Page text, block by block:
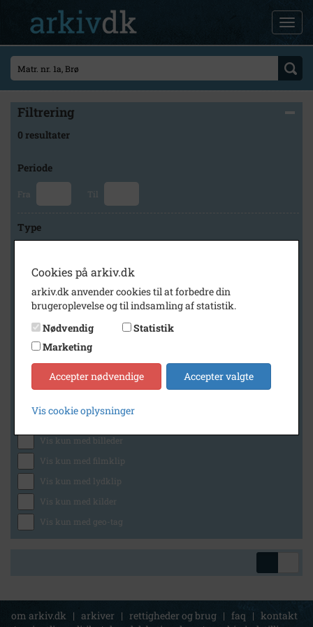
Filtrering
0 resultater
Periode
Fra Til
Type
Arkiv
Forstadsmuseet Historiens Huse, Brøndby Lokalarkiv
Generelt
Vis kun med billeder
Vis kun med filmklip
Vis kun med lydklip
Vis kun med kilder
Vis kun med geo-tag
om arkiv.dk | arkiver | rettigheder og brug | faq | kontakt
Cookies på arkiv.dk
arkiv.dk anvender cookies til at forbedre din
brugeroplevelse og til indsamling af statistik.
Nødvendig
Statistik
Marketing
Accepter nødvendige Accepter valgte
Vis cookie oplysninger